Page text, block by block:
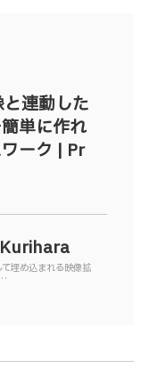
連動した
単に作れ
ーク | Pr
埋め込まれる映像拡